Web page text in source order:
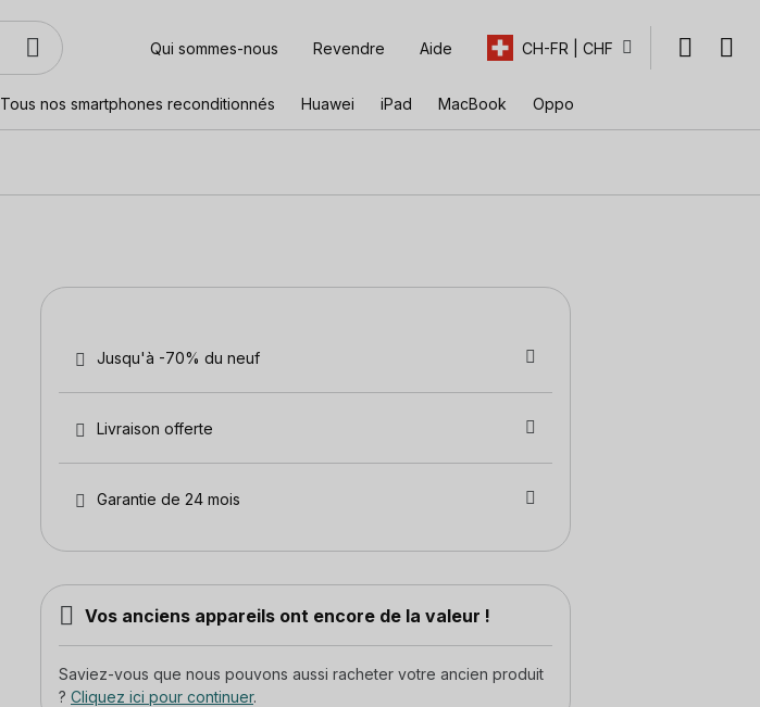
Qui sommes-nous Revendre Aide CH-FR | CHF
Tous nos smartphones reconditionnés Huawei iPad MacBook Oppo
Jusqu'à -70% du neuf
Livraison offerte
Garantie de 24 mois
Vos anciens appareils ont encore de la valeur !
Saviez-vous que nous pouvons aussi racheter votre ancien produit
? Cliquez ici pour continuer.